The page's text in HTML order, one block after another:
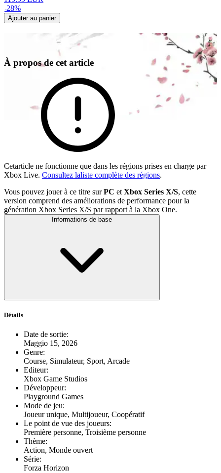
-28%
Ajouter au panier
À propos de cet article
Cetarticle ne fonctionne que dans les régions prises en charge par
Xbox Live. Consultez laliste complète des régions.
Vous pouvez jouer à ce titre surPC et Xbox Series X/S, cette
version comprend des améliorations de performance pour la
génération Xbox Series X/S par rapport à la Xbox One.
Informations de base
Détails
Date de sortie:
Maggio 15, 2026
Genre:
Course, Simulateur, Sport, Arcade
Editeur:
Xbox Game Studios
Développeur:
Playground Games
Mode de jeu:
Joueur unique, Multijoueur, Coopératif
Le point de vue des joueurs:
Première personne, Troisième personne
Thème:
Action, Monde ouvert
Série:
Forza Horizon